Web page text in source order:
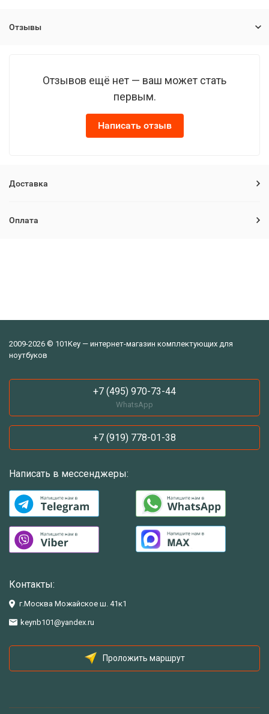
Отзывы
Отзывов ещё нет — ваш может стать
первым.
Написать отзыв
Доставка
Оплата
2009-2026 © 101Key — интернет-магазин комплектующих для
ноутбуков
+7 (495) 970-73-44
WhatsApp
+7 (919) 778-01-38
Написать в мессенджеры:
Контакты:
г.Москва Можайское ш. 41к1
keynb101@yandex.ru
Проложить маршрут